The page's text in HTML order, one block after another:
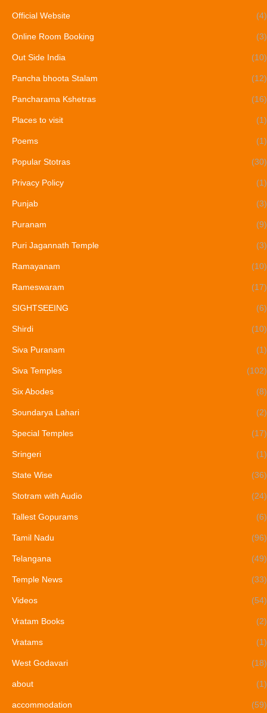
Official Website (4)
Online Room Booking (3)
Out Side India (10)
Pancha bhoota Stalam (12)
Pancharama Kshetras (16)
Places to visit (1)
Poems (1)
Popular Stotras (30)
Privacy Policy (1)
Punjab (3)
Puranam (9)
Puri Jagannath Temple (3)
Ramayanam (10)
Rameswaram (17)
SIGHTSEEING (6)
Shirdi (10)
Siva Puranam (1)
Siva Temples (102)
Six Abodes (8)
Soundarya Lahari (2)
Special Temples (17)
Sringeri (1)
State Wise (36)
Stotram with Audio (24)
Tallest Gopurams (6)
Tamil Nadu (96)
Telangana (49)
Temple News (33)
Videos (54)
Vratam Books (2)
Vratams (1)
West Godavari (18)
about (1)
accommodation (59)